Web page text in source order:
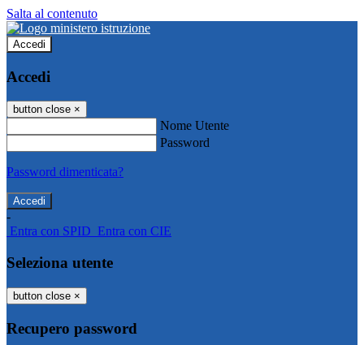
Salta al contenuto
Accedi
Accedi
button close ×
Nome Utente
Password
Password dimenticata?
-
Entra con SPID Entra con CIE
Seleziona utente
button close ×
Recupero password